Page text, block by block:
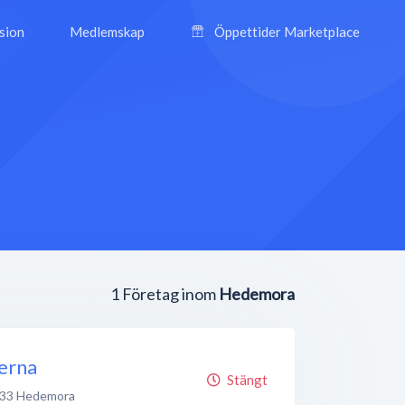
Medlemskap Öppettider Marketplace
1 Företag inom Hedemora
Hedemora
Stängt